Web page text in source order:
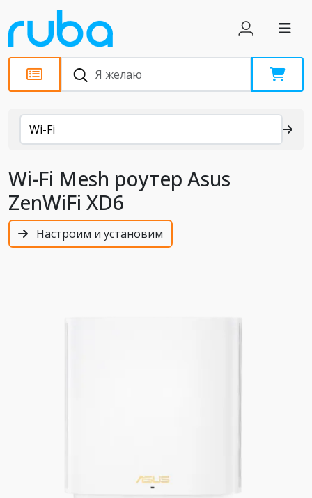
Каталог
Wi-Fi
Wi-Fi Mesh роутер Asus
ZenWiFi XD6
Настроим и установим